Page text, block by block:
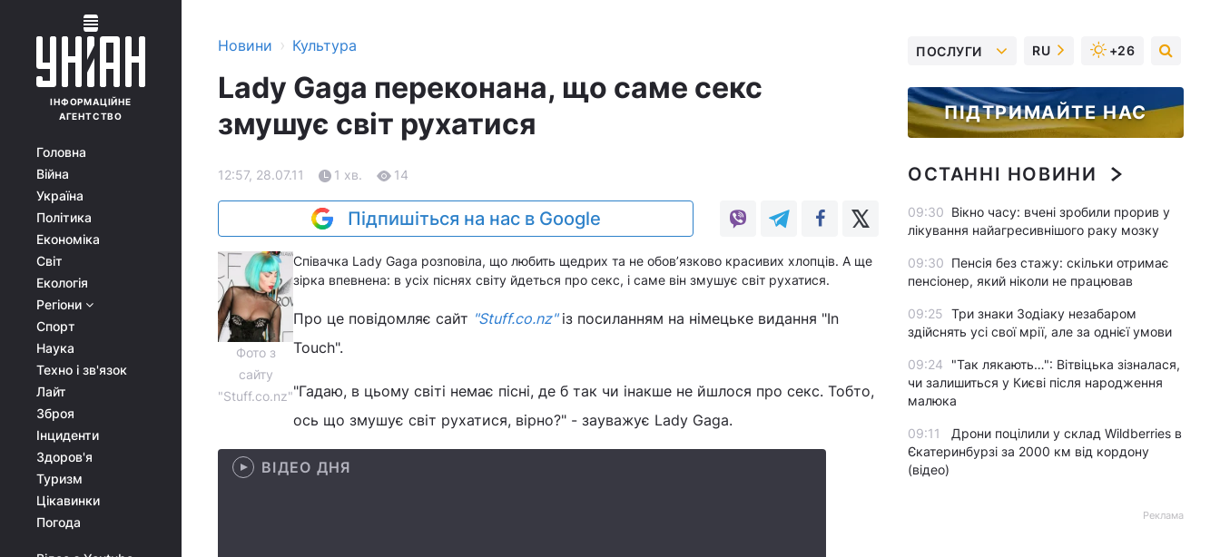
ІНФОРМАЦІЙНЕ
АГЕНТСТВО
Головна
Війна
Україна
Політика
Економіка
Світ
Екологія
Регіони
Спорт
Наука
Техно і зв'язок
Лайт
Зброя
Інциденти
Здоров'я
Туризм
Цікавинки
Погода
Новини › Культура
Lady Gaga переконана, що саме секс
змушує світ рухатися
12:57, 28.07.11 1 хв. 14
Підпишіться на нас в Google
Фото з
сайту
"Stuff.co.nz"
Співачка Lady Gaga розповіла, що любить щедрих та не обов’язково красивих хлопців. А ще
зірка впевнена: в усіх піснях світу йдеться про секс, і саме він змушує світ рухатися.
Про це повідомляє сайт "Stuff.co.nz"із посиланням на німецьке видання "In
Touch".
"Гадаю, в цьому світі немає пісні, де б так чи інакше не йшлося про секс. Тобто,
ось що змушує світ рухатися, вірно?" - зауважує Lady Gaga.
ВІДЕО ДНЯ
ПОСЛУГИ RU +26
ПІДТРИМАЙТЕ НАС
ОСТАННІ НОВИНИ
09:30 Вікно часу: вчені зробили прорив у
лікування найагресивнішого раку мозку
09:30 Пенсія без стажу: скільки отримає
пенсіонер, який ніколи не працював
09:25 Три знаки Зодіаку незабаром
здійснять усі свої мрії, але за однієї умови
09:24
"Так лякають…": Вітвіцька зізналася,
чи залишиться у Києві після народження
малюка
09:11
Дрони поцілили у склад Wildberries в
Єкатеринбурзі за 2000 км від кордону
(відео)
Реклама